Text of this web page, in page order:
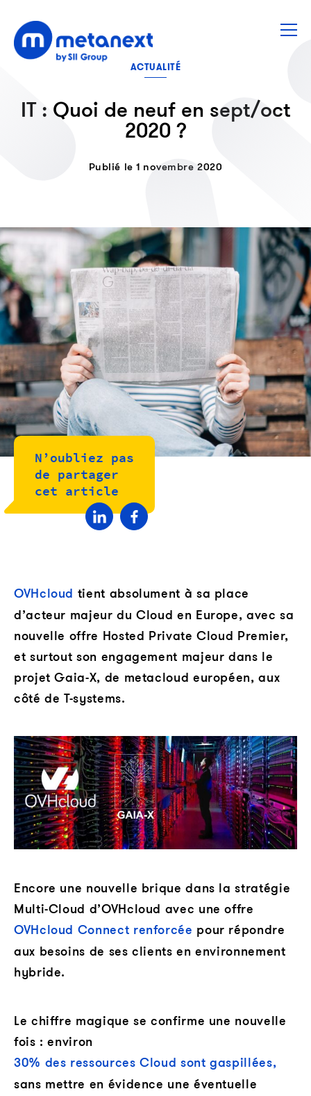
ACTUALITÉ
IT : Quoi de neuf en sept/oct
2020 ?
Publié le 1 novembre 2020
N’oubliez pas
de partager
cet article
OVHcloud tient absolument à sa place
d’acteur majeur du Cloud en Europe, avec sa
nouvelle offre Hosted Private Cloud Premier,
et surtout son engagement majeur dans le
projet Gaia-X, de metacloud européen, aux
côté de T-systems.
Encore une nouvelle brique dans la stratégie
Multi-Cloud d’OVHcloud avec une offre
OVHcloud Connect renforcée pour répondre
aux besoins de ses clients en environnement
hybride.
Le chiffre magique se confirme une nouvelle
fois : environ
30% des ressources Cloud sont gaspillées,
sans mettre en évidence une éventuelle